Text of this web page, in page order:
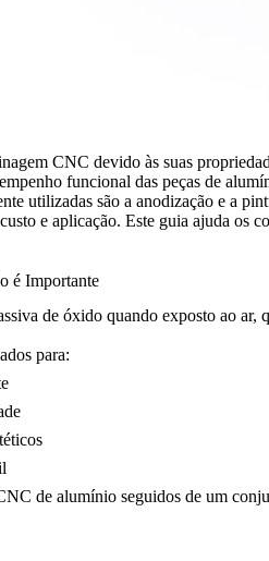
CNC devido às suas
funcional das peças de
utilizadas são a anodização e a
e aplicação. Este guia ajuda os
é Importante
de óxido quando exposto ao
para:
de alumínio seguidos de um